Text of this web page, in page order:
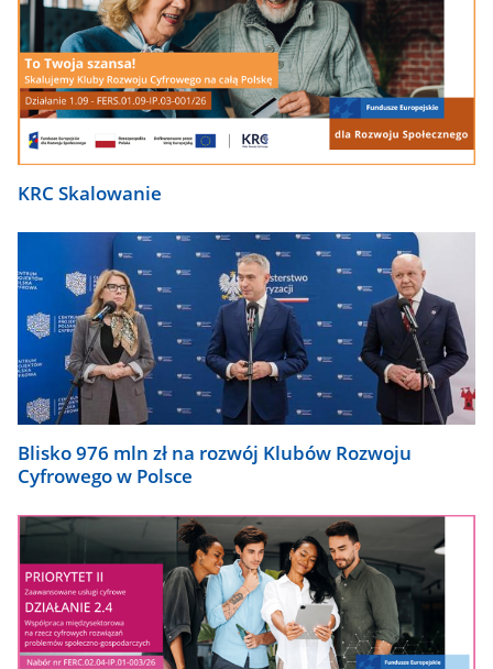
KRC Skalowanie
Blisko 976 mln zł na rozwój Klubów Rozwoju
Cyfrowego w Polsce